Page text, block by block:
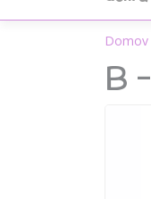
Domov
B